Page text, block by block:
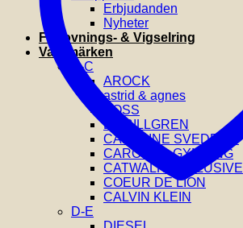
Erbjudanden
Nyheter
Förlovnings- & Vigselring
Varumärken
A-C
AROCK
astrid & agnes
BOSS
BY BILLGREN
CAROLINE SVEDBOM
CAROLINA GYNNING
CATWALK EXCLUSIVE
COEUR DE LION
CALVIN KLEIN
D-E